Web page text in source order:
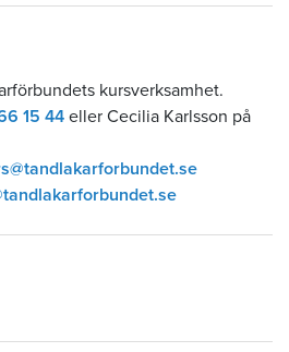
kursverksamhet.
15 44 eller Cecilia Karlsson på